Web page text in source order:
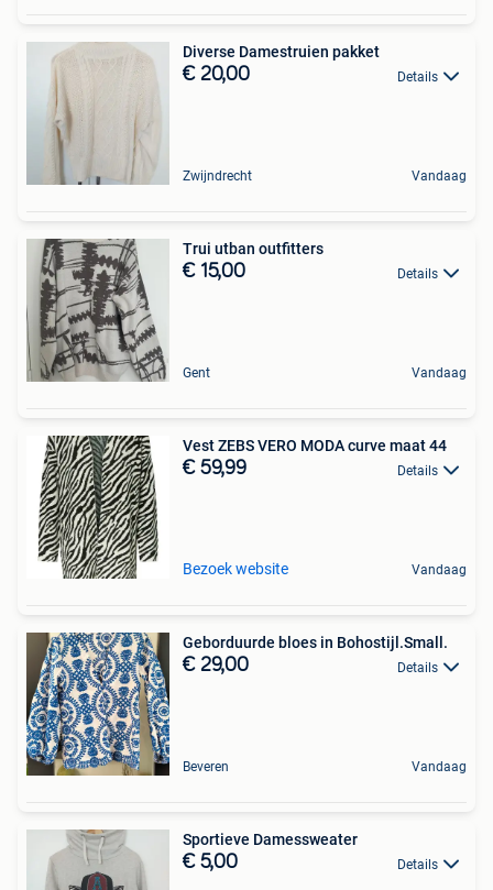
Diverse Damestruien pakket
€ 20,00 Details
Zwijndrecht Vandaag
Trui utban outfitters
€ 15,00 Details
Gent Vandaag
Vest ZEBS VERO MODA curve maat 44
€ 59,99 Details
Bezoek website Vandaag
Geborduurde bloes in Bohostijl.Small.
€ 29,00 Details
Beveren Vandaag
Sportieve Damessweater
€ 5,00 Details